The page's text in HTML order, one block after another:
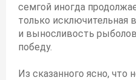
семгой иногда
только исключительная
и выносливость
победу.
Из сказанного ясно, что